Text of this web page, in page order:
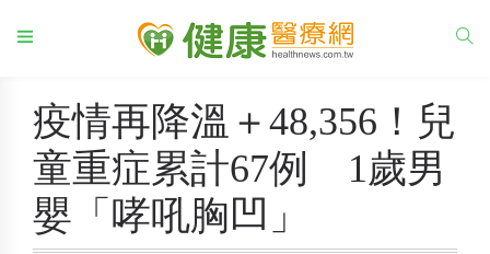
疫情再降溫＋48,356！兒
童重症累計67例 1歲男
嬰「哮吼胸凹」